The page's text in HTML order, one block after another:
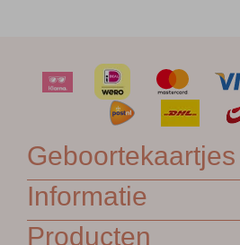
Geboortekaartjes
Informatie
Producten